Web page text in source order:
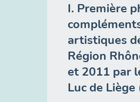
I. Première
artistiques
Région
et 2011 par
Luc de